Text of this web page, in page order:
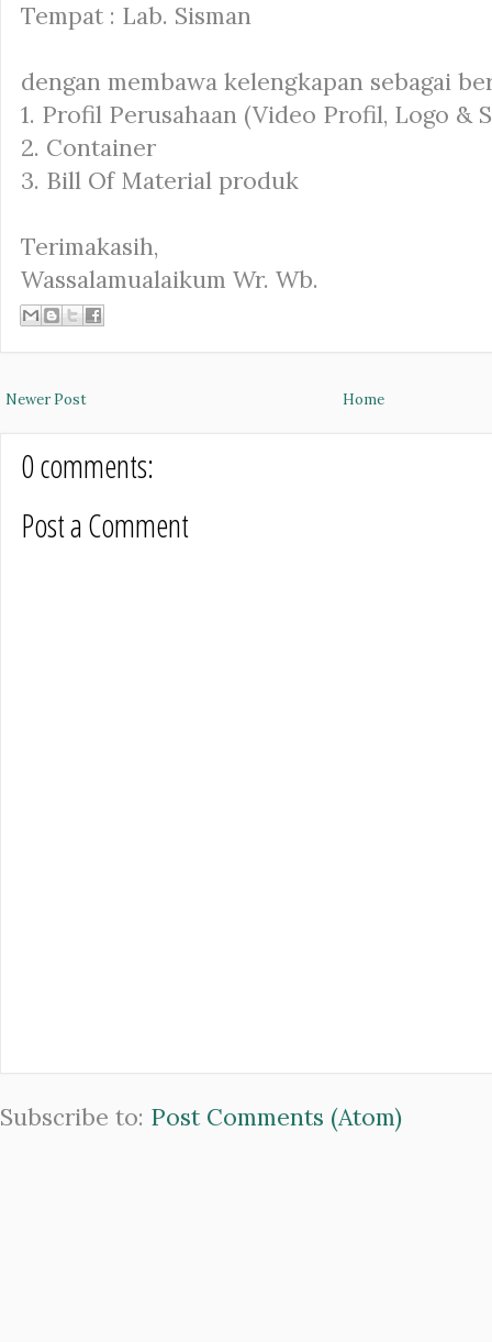
Tempat : Lab. Sisman
dengan membawa kelengkapan sebagai
1. Profil Perusahaan (Video Profil, Logo &
2. Container
3. Bill Of Material produk
Terimakasih,
Wassalamualaikum Wr. Wb.
Newer Post Home
0 comments:
Post a Comment
Subscribe to: Post Comments (Atom)